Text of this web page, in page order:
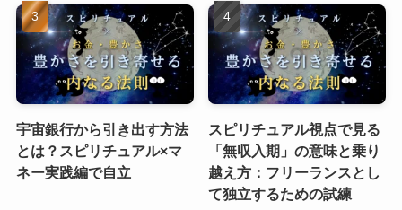
宇宙銀行から引き出す方法
とは？スピリチュアル×マ
ネー実践編で自立
スピリチュアル視点で見る
「無収入期」の意味と乗り
越え方：フリーランスとし
て独立するための試練